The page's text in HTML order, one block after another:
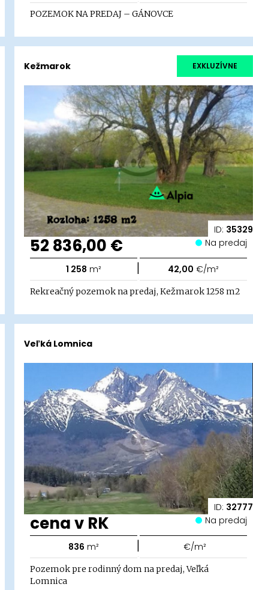
POZEMOK NA PREDAJ – GÁNOVCE
ID: 35329
Kežmarok EXKLUZÍVNE
52 836,00 € Na predaj
1 258 m² | 42,00 €/m²
Rekreačný pozemok na predaj, Kežmarok 1258 m2
ID: 32777
Veľká Lomnica
cena v RK Na predaj
836 m² | €/m²
Pozemok pre rodinný dom na predaj, Veľká
Lomnica